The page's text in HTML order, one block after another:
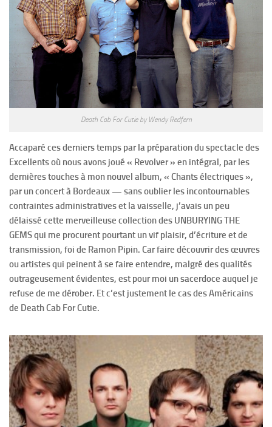
Death Cab For Cutie by Wendy Redfern
Accaparé ces derniers temps par la préparation du spectacle des
Excellents où nous avons joué « Revolver » en intégral, par les
dernières touches à mon nouvel album, « Chants électriques »,
par un concert à Bordeaux — sans oublier les incontournables
contraintes administratives et la vaisselle, j’avais un peu
délaissé cette merveilleuse collection des UNBURYING THE
GEMS qui me procurent pourtant un vif plaisir, d’écriture et de
transmission, foi de Ramon Pipin. Car faire découvrir des œuvres
ou artistes qui peinent à se faire entendre, malgré des qualités
outrageusement évidentes, est pour moi un sacerdoce auquel je
refuse de me dérober. Et c’est justement le cas des Américains
de Death Cab For Cutie.